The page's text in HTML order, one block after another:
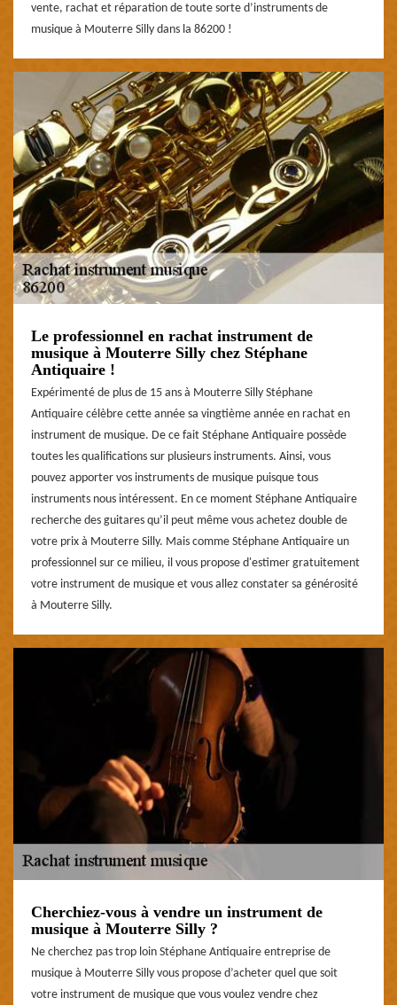
vente, rachat et réparation de toute sorte d’instruments de
musique à Mouterre Silly dans la 86200 !
Le professionnel en rachat instrument de
musique à Mouterre Silly chez Stéphane
Antiquaire !
Expérimenté de plus de 15 ans à Mouterre Silly Stéphane
Antiquaire célèbre cette année sa vingtième année en rachat en
instrument de musique. De ce fait Stéphane Antiquaire possède
toutes les qualifications sur plusieurs instruments. Ainsi, vous
pouvez apporter vos instruments de musique puisque tous
instruments nous intéressent. En ce moment Stéphane Antiquaire
recherche des guitares qu’il peut même vous achetez double de
votre prix à Mouterre Silly. Mais comme Stéphane Antiquaire un
professionnel sur ce milieu, il vous propose d'estimer gratuitement
votre instrument de musique et vous allez constater sa générosité
à Mouterre Silly.
Cherchiez-vous à vendre un instrument de
musique à Mouterre Silly ?
Ne cherchez pas trop loin Stéphane Antiquaire entreprise de
musique à Mouterre Silly vous propose d’acheter quel que soit
votre instrument de musique que vous voulez vendre chez